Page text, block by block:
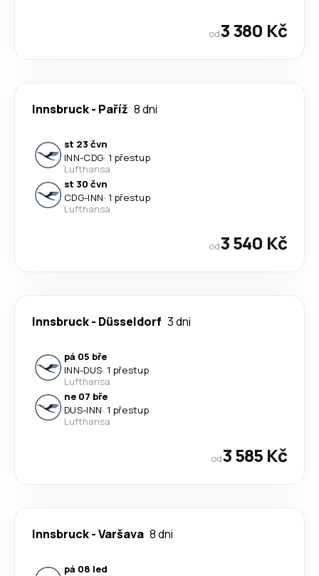
od3 380 Kč
Innsbruck- Paříž 8 dni
st 23 čvn
INN-CDG· 1 přestup
Lufthansa
st 30 čvn
CDG-INN· 1 přestup
Lufthansa
od3 540 Kč
Innsbruck- Düsseldorf 3 dni
pá 05 bře
INN-DUS· 1 přestup
Lufthansa
ne 07 bře
DUS-INN· 1 přestup
Lufthansa
od3 585 Kč
Innsbruck-Varšava 8 dni
pá 08 led